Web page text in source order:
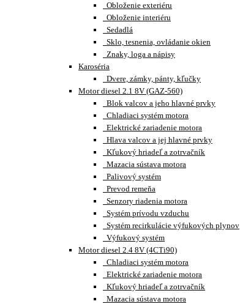
Obloženie exteriéru
Obloženie interiéru
Sedadlá
Sklo, tesnenia, ovládanie okien
Znaky, loga a nápisy
Karoséria
Dvere, zámky, pánty, kľučky
Motor diesel 2.1 8V (GAZ-560)
Blok valcov a jeho hlavné prvky
Chladiaci systém motora
Elektrické zariadenie motora
Hlava valcov a jej hlavné prvky
Kľukový hriadeľ a zotrvačník
Mazacia sústava motora
Palivový systém
Prevod remeňa
Senzory riadenia motora
Systém prívodu vzduchu
Systém recirkulácie výfukových plynov
Výfukový systém
Motor diesel 2.4 8V (4CTi90)
Chladiaci systém motora
Elektrické zariadenie motora
Kľukový hriadeľ a zotrvačník
Mazacia sústava motora